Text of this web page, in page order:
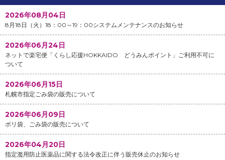
2026年08月04日
8月18日（火）18：00～19：00システムメンテナンスのお知らせ
2026年06月24日
ネットで楽宅便「くらし応援HOKKAIDO どうみんポイント」ご利用不可に
ついて
2026年06月15日
札幌市指定ごみ袋の販売について
2026年06月09日
ポリ袋、ごみ袋の販売について
2026年04月20日
指定濫用防止医薬品に関する法令改正に伴う販売休止のお知らせ